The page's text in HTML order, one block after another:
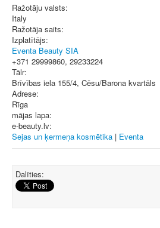
Ražotāju valsts:
Italy
Ražotāja saits:
Izplatītājs:
Eventa Beauty SIA
+371 29999860, 29233224
Tālr:
Brīvības iela 155/4, Cēsu/Barona kvartāls
Adrese:
Rīga
mājas lapa:
e-beauty.lv:
Sejas un ķermeņa kosmētika | Eventa
Dalīties: